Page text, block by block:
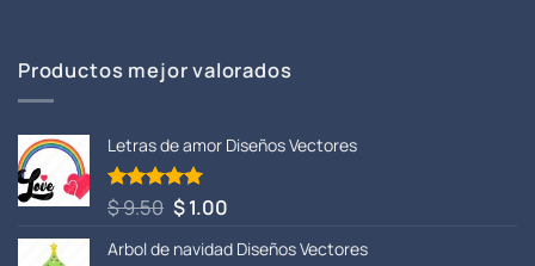
Productos mejor valorados
Letras de amor Diseños Vectores
Valorado
con
de 5
$9.50 El
original
$1.00El
actual
Arbol de navidad Diseños Vectores